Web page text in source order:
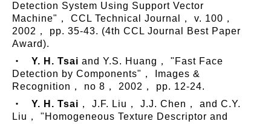
Detection System Using Support Vector
Machine"， CCL Technical Journal， v. 100，
2002， pp. 35-43. (4th CCL Journal Best Paper
Award).
‧ Y. H. Tsai and Y.S. Huang， "Fast Face
Detection by Components"， Images &
Recognition， no 8， 2002， pp. 12-24.
‧ Y. H. Tsai ， J.F. Liu， J.J. Chen， and C.Y.
Liu， "Homogeneous Texture Descriptor and